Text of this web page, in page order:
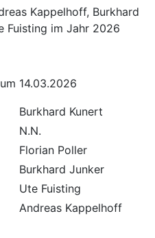
Kappelhoff, Burkhard
Fuisting im Jahr 2026
14.03.2026
Burkhard Kunert
N.N.
Florian Poller
Burkhard Junker
Ute Fuisting
Andreas Kappelhoff